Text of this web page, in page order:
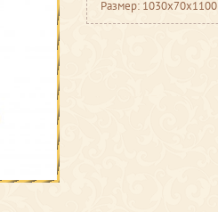
Размер: 1030x70x1100